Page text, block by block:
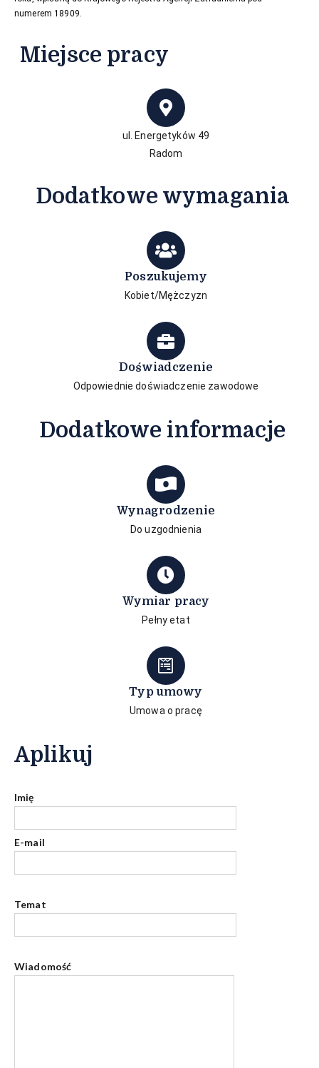
numerem 18909.
Miejsce pracy
ul. Energetyków 49
Radom
Dodatkowe wymagania
Poszukujemy
Kobiet/Mężczyzn
Doświadczenie
Odpowiednie doświadczenie zawodowe
Dodatkowe informacje
Wynagrodzenie
Do uzgodnienia
Wymiar pracy
Pełny etat
Typ umowy
Umowa o pracę
Aplikuj
Imię
E-mail
Temat
Wiadomość